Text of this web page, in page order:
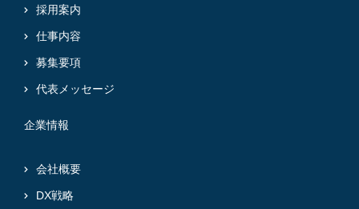
採用案内
仕事内容
募集要項
代表メッセージ
企業情報
会社概要
DX戦略